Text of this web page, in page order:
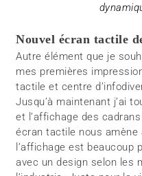
Nouvel écran tactile
Autre élément que je
mes premières
tactile et centre
Jusqu’à maintenant j’ai
et l’affichage des
écran tactile nous amène
l’affichage est beaucoup
avec un design selon les